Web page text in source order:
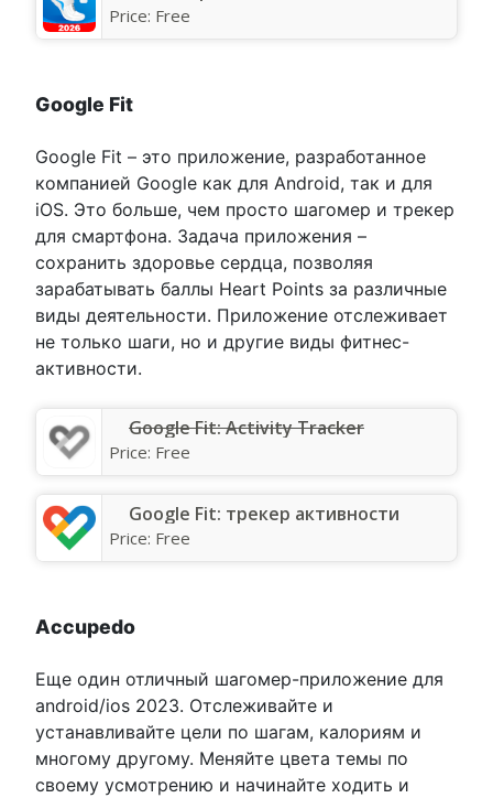
Price: Free
Google Fit
Google Fit – это приложение, разработанное
компанией Google как для Android, так и для
iOS. Это больше, чем просто шагомер и трекер
для смартфона. Задача приложения –
сохранить здоровье сердца, позволяя
зарабатывать баллы Heart Points за различные
виды деятельности. Приложение отслеживает
не только шаги, но и другие виды фитнес-
активности.
Google Fit: Activity Tracker
Price: Free
Google Fit: трекер активности
Price: Free
Аccupedo
Еще один отличный шагомер-приложение для
android/ios 2023. Отслеживайте и
устанавливайте цели по шагам, калориям и
многому другому. Меняйте цвета темы по
своему усмотрению и начинайте ходить и